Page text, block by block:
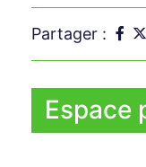
Partager :
Espace